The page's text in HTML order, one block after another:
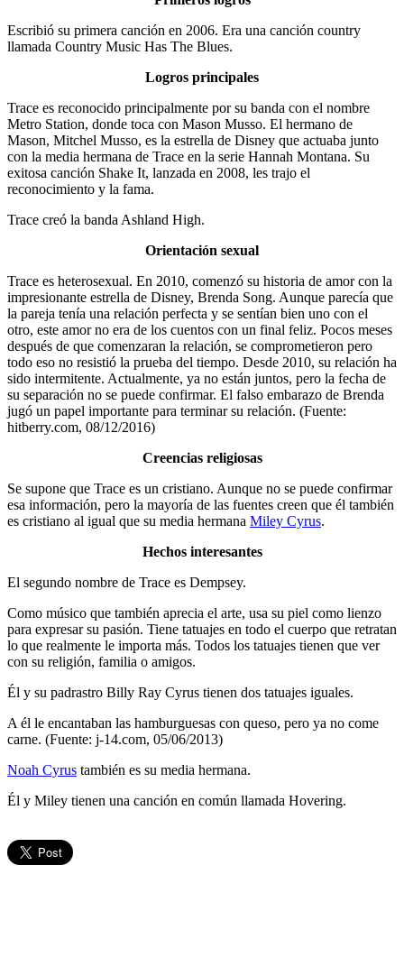
Escribió su primera canción en 2006. Era una canción country
llamada Country Music Has The Blues.
Logros principales
Trace es reconocido principalmente por su banda con el nombre
Metro Station, donde toca con Mason Musso. El hermano de
Mason, Mitchel Musso, es la estrella de Disney que actuaba junto
con la media hermana de Trace en la serie Hannah Montana. Su
exitosa canción Shake It, lanzada en 2008, les trajo el
reconocimiento y la fama.
Trace creó la banda Ashland High.
Orientación sexual
Trace es heterosexual. En 2010, comenzó su historia de amor con la
impresionante estrella de Disney, Brenda Song. Aunque parecía que
la pareja tenía una relación perfecta y se sentían bien uno con el
otro, este amor no era de los cuentos con un final feliz. Pocos meses
después de que comenzaran la relación, se comprometieron pero
todo eso no resistió la prueba del tiempo. Desde 2010, su relación ha
sido intermitente. Actualmente, ya no están juntos, pero la fecha de
su separación no se puede confirmar. El falso embarazo de Brenda
jugó un papel importante para terminar su relación. (Fuente:
hitberry.com, 08/12/2016)
Creencias religiosas
Se supone que Trace es un cristiano. Aunque no se puede confirmar
esa información, pero la mayoría de las fuentes creen que él también
es cristiano al igual que su media hermana Miley Cyrus.
Hechos interesantes
El segundo nombre de Trace es Dempsey.
Como músico que también aprecia el arte, usa su piel como lienzo
para expresar su pasión. Tiene tatuajes en todo el cuerpo que retratan
lo que realmente le importa más. Todos los tatuajes tienen que ver
con su religión, familia o amigos.
Él y su padrastro Billy Ray Cyrus tienen dos tatuajes iguales.
A él le encantaban las hamburguesas con queso, pero ya no come
carne. (Fuente: j-14.com, 05/06/2013)
Noah Cyrus también es su media hermana.
Él y Miley tienen una canción en común llamada Hovering.